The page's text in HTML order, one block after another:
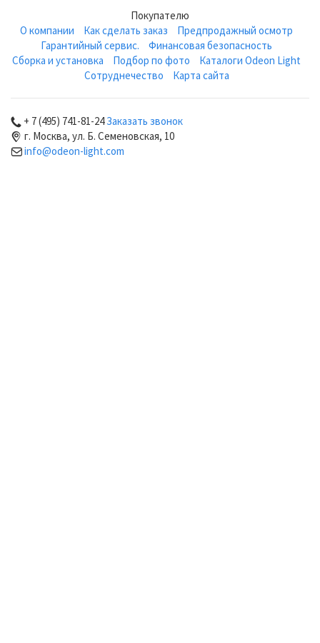
Покупателю
О компании
Как сделать заказ
Предпродажный осмотр
Гарантийный сервис.
Финансовая безопасность
Сборка и установка
Подбор по фото
Каталоги Odeon Light
Сотруднечество
Карта сайта
+ 7 (495) 741-81-24Заказать звонок
г. Москва, ул. Б. Семеновская, 10
info@odeon-light.com